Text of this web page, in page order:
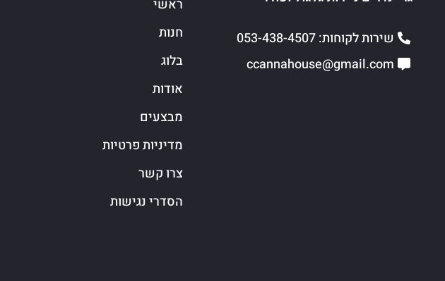
שירות לקוחות: 053-438-4507
ccannahouse@gmail.com
ראשי
חנות
בלוג
אודות
מבצעים
מדיניות פרטיות
צרו קשר
הסדרי נגישות